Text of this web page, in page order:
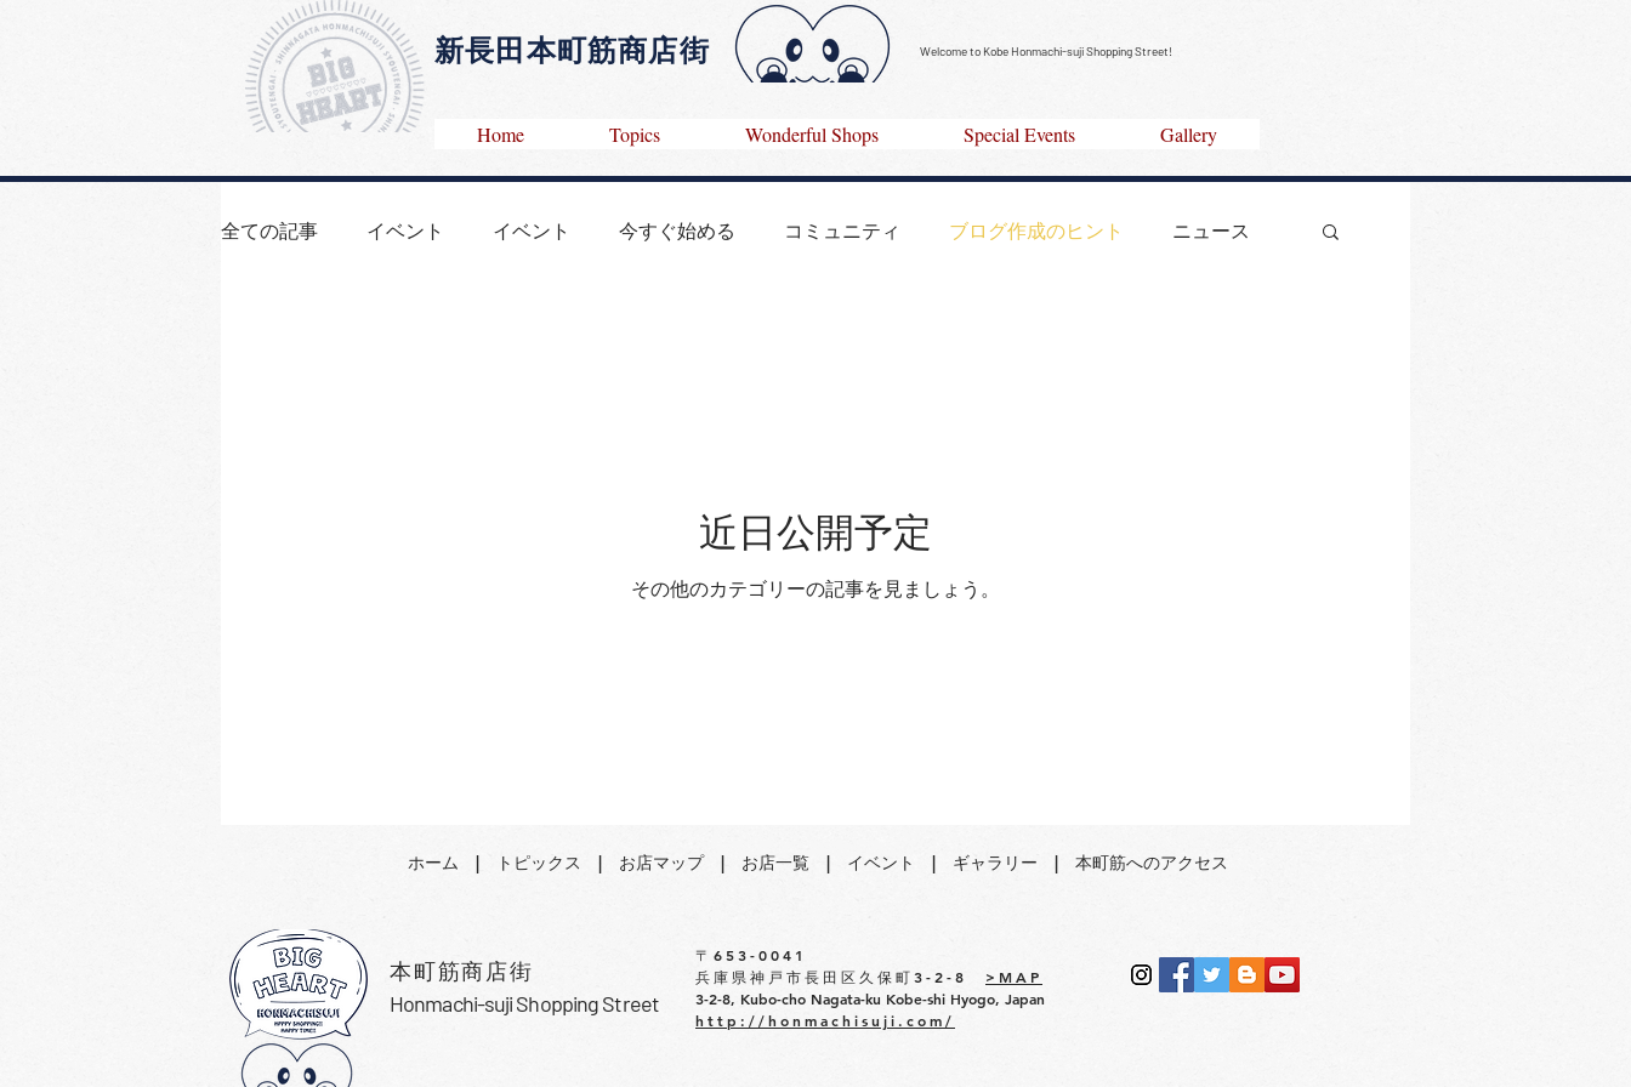
​新長田本町筋商店街 Welcome to​ Kobe Honmachi-suji Shopping Street!
Home Topics Wonderful Shops Special Events Gallery
全ての記事 イベント イベント 今すぐ始める コミュニティ ブログ作成のヒント ニュース
近日公開予定
その他のカテゴリーの記事を見ましょう。
ホーム | ​ トピックス | ​ お店マップ| ​ お店一覧| ​ イベント | ​ ギャラリー | ​ 本町筋へのアクセス
本町筋商店街
Honmachi-suji Shopping Street
〒653-0041
兵庫県神戸市長田区久保町3-2-8 >MAP
3-2-8, Kubo-cho Nagata-ku Kobe-shi Hyogo, Japan
http://honmachisuji.com/